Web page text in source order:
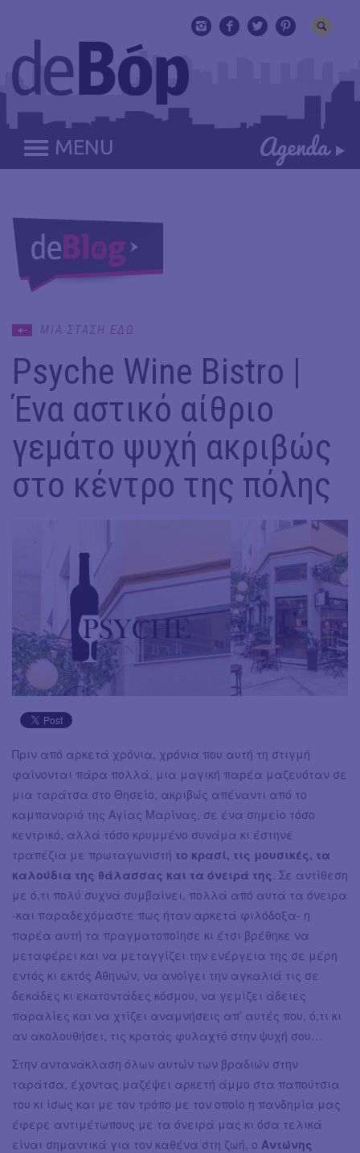
MENU
ΜΙΑ ΣΤΑΣΗ ΕΔΩ
Psyche Wine Bistro |
Ένα αστικό αίθριο
γεμάτο ψυχή ακριβώς
στο κέντρο της πόλης
Πριν από αρκετά χρόνια, χρόνια που αυτή τη στιγμή
φαίνονται πάρα πολλά, μια μαγική παρέα μαζευόταν σε
μια ταράτσα στο Θησείο, ακριβώς απέναντι από το
καμπαναριό της Αγίας Μαρίνας, σε ένα σημείο τόσο
κεντρικό, αλλά τόσο κρυμμένο συνάμα κι έστηνε
τραπέζια με πρωταγωνιστή το κρασί, τις μουσικές, τα
καλούδια της θάλασσας και τα όνειρά της . Σε αντίθεση
με ό,τι πολύ συχνά συμβαίνει, πολλά από αυτά τα όνειρα
-και παραδεχόμαστε πως ήταν αρκετά φιλόδοξα- η
παρέα αυτή τα πραγματοποίησε κι έτσι βρέθηκε να
μεταφέρει και να μεταγγίζει την ενέργεια της σε μέρη
εντός κι εκτός Αθηνών, να ανοίγει την αγκαλιά τις σε
δεκάδες κι εκατοντάδες κόσμου, να γεμίζει άδειες
παραλίες και να χτίζει αναμνήσεις απ’ αυτές που, ό,τι κι
αν ακολουθήσει, τις κρατάς φυλαχτό στην ψυχή σου…
Στην αντανάκλαση όλων αυτών των βραδιών στην
ταράτσα, έχοντας μαζέψει αρκετή άμμο στα παπούτσια
του κι ίσως και με τον τρόπο με τον οποίο η πανδημία μας
έφερε αντιμέτωπους με τα όνειρά μας κι όσα τελικά
είναι σημαντικά για τον καθένα στη ζωή, ο Αντώνης